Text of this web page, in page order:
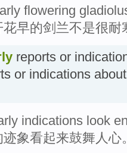
flowering
花早的剑兰不是很耐
reports or
or indications
indications look
迹象看起来鼓舞人心